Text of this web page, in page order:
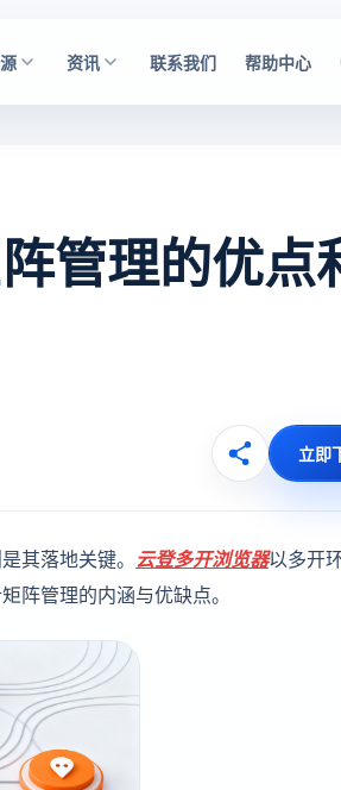
资讯 联系我们 帮助中心
管理的优点
立即
其落地关键。 云登多开浏览器以多开
阵管理的内涵与优缺点。